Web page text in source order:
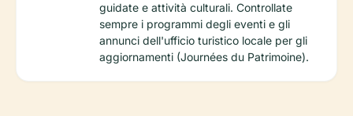
guidate e attività culturali. Controllate
sempre i programmi degli eventi e gli
annunci dell'ufficio turistico locale per gli
aggiornamenti (Journées du Patrimoine).